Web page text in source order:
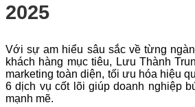
2025
Với sự am hiểu sâu sắc về từng
khách hàng mục tiêu, Lưu Thành
marketing toàn diện, tối ưu hóa hiệu
6 dịch vụ cốt lõi giúp doanh nghiệp
mạnh mẽ.